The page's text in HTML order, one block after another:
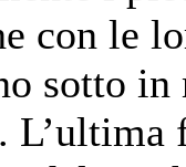
con le
sotto